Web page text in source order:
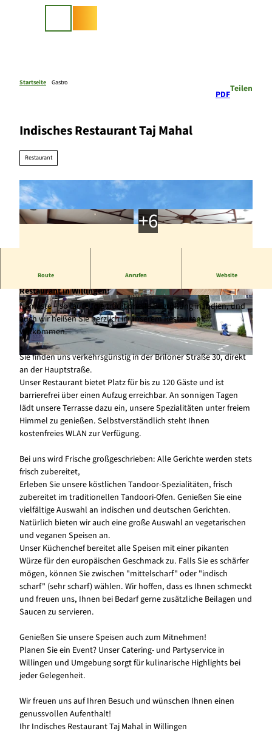
Startseite Gastro
PDF
Teilen
Indisches Restaurant Taj Mahal
Restaurant
© Ulf Rupprecht, Frankenberg | CC-BY-SA
© Ulf Rupprecht, Frankenberg |CC-BY-SA © Ulf Rupprecht, Frankenberg |CC-BY-SA
Route Anrufen Website
Herzlich Willkommen im "Taj Mahal" – Ihrem ersten indischen
Restaurant in Willingen!
Namaste – so lautet die traditionelle Begrüßung in Indien, und
auch wir heißen Sie herzlich in unserem Restaurant
willkommen.
Sie finden uns verkehrsgünstig in der Briloner Straße 30, direkt
an der Hauptstraße.
Unser Restaurant bietet Platz für bis zu 120 Gäste und ist
barrierefrei über einen Aufzug erreichbar. An sonnigen Tagen
lädt unsere Terrasse dazu ein, unsere Spezialitäten unter freiem
Himmel zu genießen. Selbstverständlich steht Ihnen
kostenfreies WLAN zur Verfügung.
Bei uns wird Frische großgeschrieben: Alle Gerichte werden stets
frisch zubereitet,
Erleben Sie unsere köstlichen Tandoor-Spezialitäten, frisch
zubereitet im traditionellen Tandoori-Ofen. Genießen Sie eine
vielfältige Auswahl an indischen und deutschen Gerichten.
Natürlich bieten wir auch eine große Auswahl an vegetarischen
und veganen Speisen an.
Unser Küchenchef bereitet alle Speisen mit einer pikanten
Würze für den europäischen Geschmack zu. Falls Sie es schärfer
mögen, können Sie zwischen "mittelscharf" oder "indisch
scharf" (sehr scharf) wählen. Wir hoffen, dass es Ihnen schmeckt
und freuen uns, Ihnen bei Bedarf gerne zusätzliche Beilagen und
Saucen zu servieren.
Genießen Sie unsere Speisen auch zum Mitnehmen!
Planen Sie ein Event? Unser Catering- und Partyservice in
Willingen und Umgebung sorgt für kulinarische Highlights bei
jeder Gelegenheit.
Wir freuen uns auf Ihren Besuch und wünschen Ihnen einen
genussvollen Aufenthalt!
Ihr Indisches Restaurant Taj Mahal in Willingen